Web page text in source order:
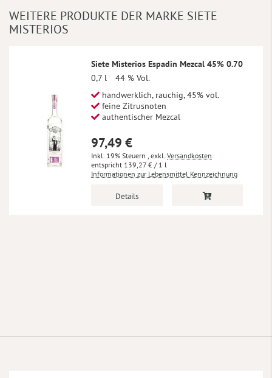
WEITERE PRODUKTE DER MARKE SIETE
MISTERIOS
Siete Misterios Espadin Mezcal 45% 0.70
0,7 l
44 % Vol.
handwerklich, rauchig, 45% vol.
feine Zitrusnoten
authentischer Mezcal
97,49 €
Inkl. 19% Steuern , exkl. Versandkosten
139,27 € / 1 l
Informationen zur Lebensmittel Kennzeichnung
Details